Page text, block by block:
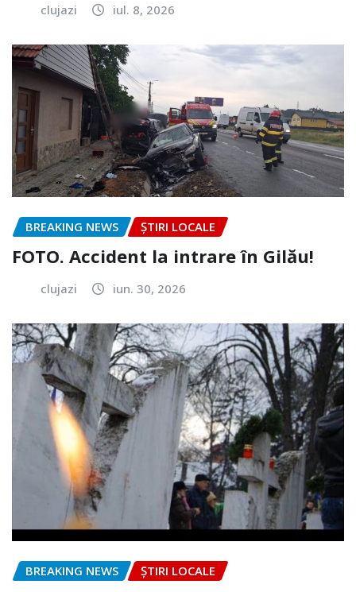
clujazi iul. 8, 2026
BREAKING NEWS ȘTIRI LOCALE
FOTO. Accident la intrare în Gilău!
clujazi iun. 30, 2026
BREAKING NEWS ȘTIRI LOCALE